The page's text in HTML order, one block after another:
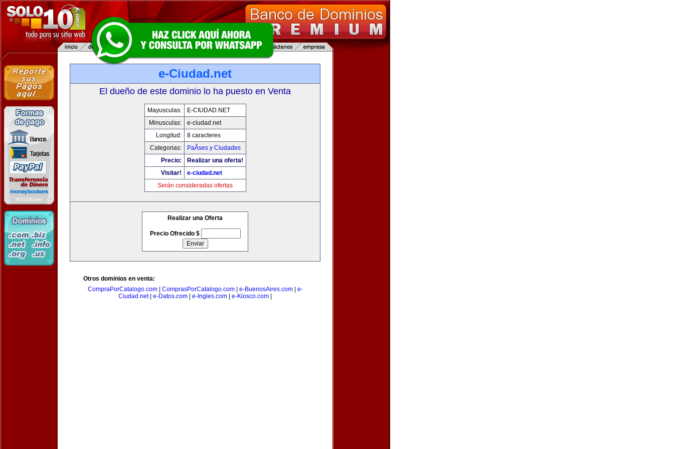
e-Ciudad.net
El dueño de este dominio lo ha puesto en Venta
Mayusculas:
E-CIUDAD.NET
Minusculas:
e-ciudad.net
Longitud:
8 caracteres
Categorias:
PaÃ­ses y Ciudades
Precio:
Realizar una oferta!
Visitar!
e-ciudad.net
Serán consideradas ofertas
Realizar una Oferta
Precio Ofrecido $
Otros dominios en venta:
CompraPorCatalogo.com| ComprasPorCatalogo.com| e-BuenosAires.com| e-
Ciudad.net| e-Datos.com e-Ingles.com e-Kiosco.com